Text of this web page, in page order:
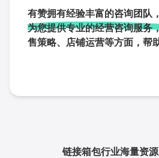
有赞拥有经验丰富的咨询团队，
为您提供专业的经营咨询服务
售策略、店铺运营等方面，帮
链接箱包行业海量资